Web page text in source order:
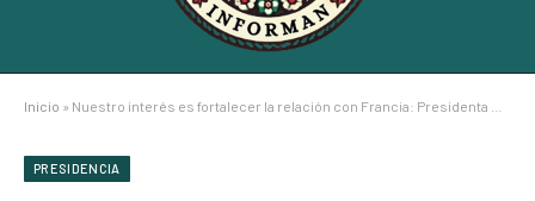
Inicio » Nuestro interés es fortalecer la relación con Francia: Presidenta Sheinbaum
PRESIDENCIA